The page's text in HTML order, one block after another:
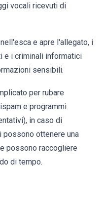
vocali ricevuti di
e apre l'allegato, i
e i criminali informatici
sensibili.
per rubare
e programmi
in caso di
ottenere una
possono raccogliere
di tempo.